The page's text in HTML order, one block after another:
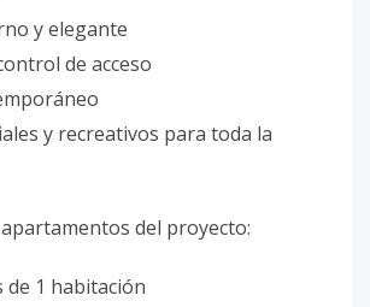
y elegante
de acceso
y recreativos para toda la
del proyecto:
1 habitación